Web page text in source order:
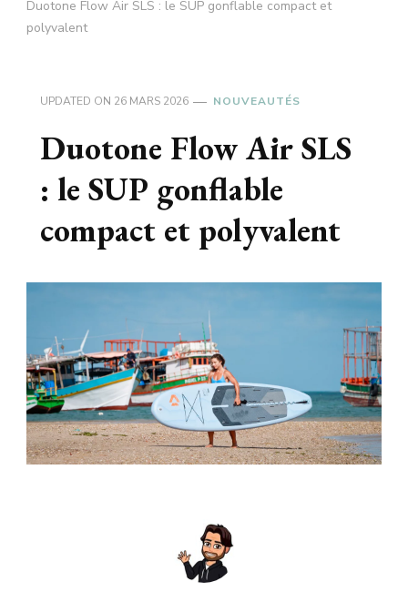
Duotone Flow Air SLS : le SUP gonflable compact et
polyvalent
UPDATED ON 26 MARS 2026 NOUVEAUTÉS
Duotone Flow Air SLS
: le SUP gonflable
compact et polyvalent